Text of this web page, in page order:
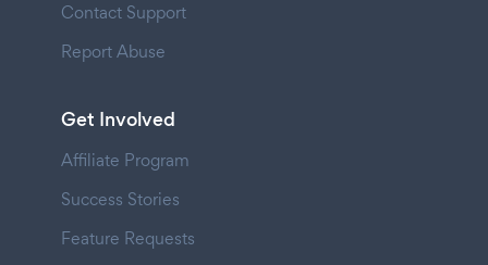
Contact Support
Report Abuse
Get Involved
Affiliate Program
Success Stories
Feature Requests